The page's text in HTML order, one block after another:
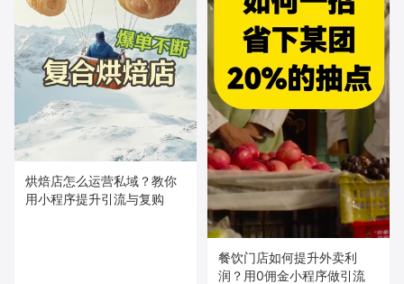
烘焙店怎么运营私域？教你
用小程序提升引流与复购
餐饮门店如何提升外卖利
润？用0佣金小程序做引流